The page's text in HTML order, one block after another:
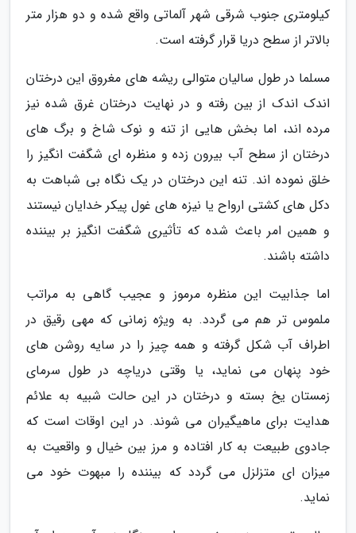
کیلومتری جنوب شرقی شهر آلماتی واقع شده و دو هزار متر
بالاتر از سطح دریا قرار گرفته است.
مسلما در طول سالیان متوالی ریشه های مغروق این درختان
اندک اندک از بین رفته و در نهایت درختان غرق شده نیز
مرده اند، اما بخش هایی از تنه و نوک شاخ و برگ های
درختان از سطح آب بیرون زده و منظره ای شگفت انگیز را
خلق نموده اند. تنه این درختان در یک نگاه بی شباهت به
دکل های کشتی ارواح یا نیزه های غول پیکر خدایان نیستند
و همین امر باعث شده که تأثیری شگفت انگیز بر بیننده
داشته باشند.
اما جذابیت این منظره مرموز و عجیب گاهی به مراتب
ملموس تر هم می گردد. به ویژه زمانی که مهی رقیق در
اطراف آب شکل گرفته و همه چیز را در سایه روشن های
خود پنهان می نماید، یا وقتی دریاچه در طول سرمای
زمستان یخ بسته و درختان در این حالت شبیه به علائم
هدایت برای ماهیگیران می شوند. در این اوقات است که
جادوی طبیعت به کار افتاده و مرز بین خیال و واقعیت به
میزان ای متزلزل می گردد که بیننده را مبهوت خود می
نماید.